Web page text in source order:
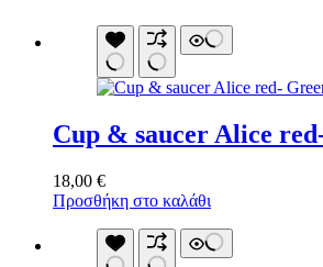
Cup & saucer Alice
18,00 €
Προσθήκη στο καλάθι